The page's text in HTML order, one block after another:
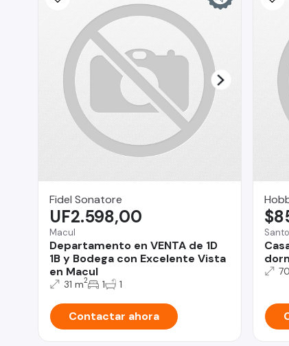
Fidel Sonatore
Macul
Departamento en VENTA de 1D
1B y Bodega con Excelente Vista
en Macul
UF2.598,00
31 m2 1 1
Contactar ahora